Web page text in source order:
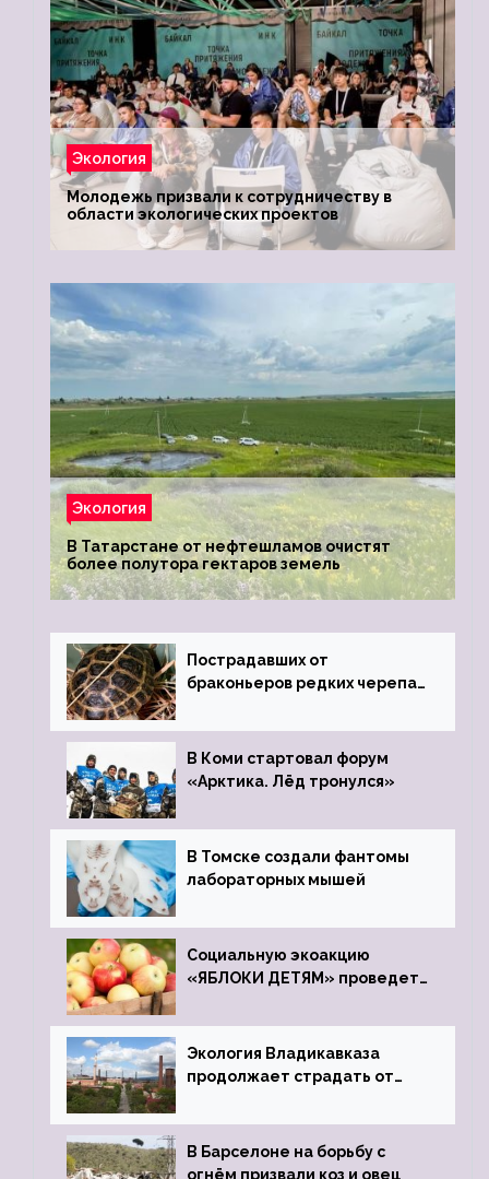
Экология
Молодежь призвали к сотрудничеству в
области экологических проектов
Экология
В Татарстане от нефтешламов очистят
более полутора гектаров земель
Пострадавших от
браконьеров редких черепах
зоопарк
В Коми стартовал форум
«Арктика. Лёд тронулся»
В Томске создали фантомы
лабораторных мышей
Социальную экоакцию
«ЯБЛОКИ ДЕТЯМ» проведет
Экология Владикавказа
продолжает страдать от
В Барселоне на борьбу с
огнём призвали коз и овец